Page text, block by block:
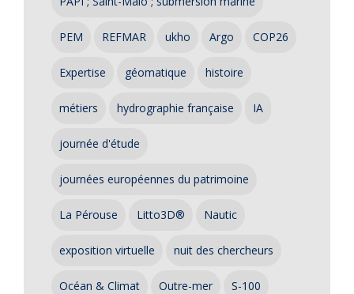
PEM REFMAR ukho Argo COP26
Expertise géomatique histoire
métiers hydrographie française IA
journée d'étude
journées européennes du patrimoine
La Pérouse Litto3D® Nautic
exposition virtuelle nuit des chercheurs
Océan & Climat Outre-mer S-100